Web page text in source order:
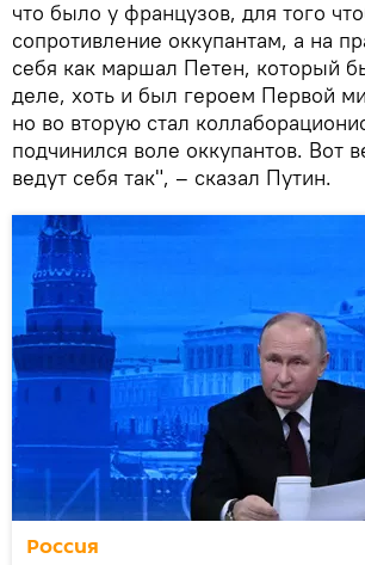
что было у французов, для того
сопротивление оккупантам, а на
себя как маршал Петен, который
деле, хоть и был героем Первой
но во вторую стал
подчинился воле оккупантов. Вот
ведут себя так", – сказал Путин.
Россия